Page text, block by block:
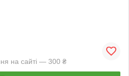
на сайті — 300 ₴